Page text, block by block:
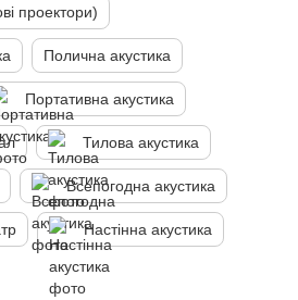
проектори)
Полична акустика
Портативна акустика
Тилова акустика
Всепогодна акустика
Настінна акустика